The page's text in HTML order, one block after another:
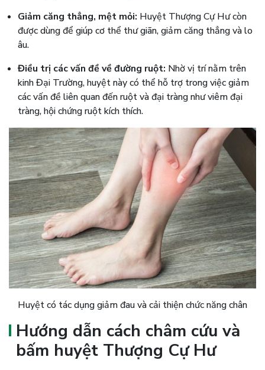
Giảm căng thẳng, mệt mỏi: Huyệt Thượng Cự Hư còn
được dùng để giúp cơ thể thư giãn, giảm căng thẳng và lo
âu.
Điều trị các vấn đề về đường ruột: Nhờ vị trí nằm trên
kinh Đại Trường, huyệt này có thể hỗ trợ trong việc giảm
các vấn đề liên quan đến ruột và đại tràng như viêm đại
tràng, hội chứng ruột kích thích.
Huyệt có tác dụng giảm đau và cải thiện chức năng chân
Hướng dẫn cách châm cứu và
bấm huyệt Thượng Cự Hư